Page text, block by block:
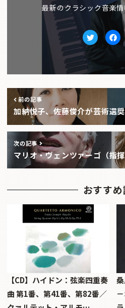
最新のクラシック音楽
Twitter
前の記事
加納悦子、佐藤俊介が芸術選
次の記事
マリオ・ヴェンツァーゴ（指
おすす
【CD】ハイドン：弦楽四重奏
曲 第1番、第41番、第82番／